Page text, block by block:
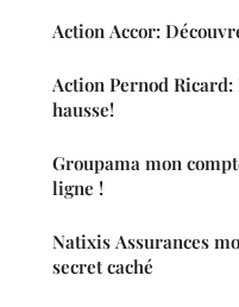
Action Accor:
Action Pernod Ricard:
hausse!
Groupama mon
ligne !
Natixis Assurances
secret caché